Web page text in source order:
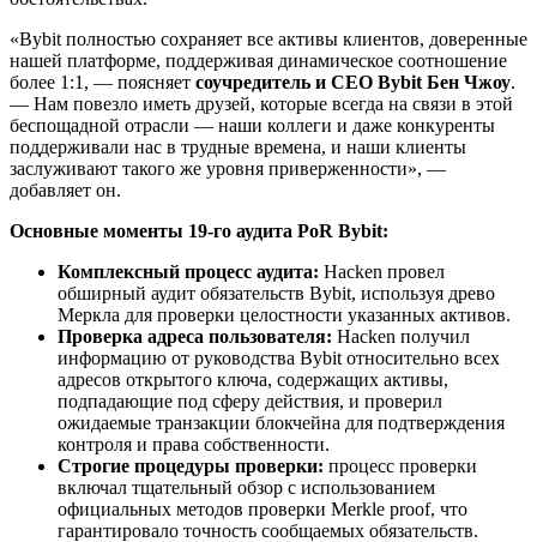
«Bybit полностью сохраняет все активы клиентов, доверенные
нашей платформе, поддерживая динамическое соотношение
более 1:1, — поясняет соучредитель и CEO Bybit Бен Чжоу.
— Нам повезло иметь друзей, которые всегда на связи в этой
беспощадной отрасли — наши коллеги и даже конкуренты
поддерживали нас в трудные времена, и наши клиенты
заслуживают такого же уровня приверженности», —
добавляет он.
Основные моменты 19-го аудита PoR Bybit:
Комплексный процесс аудита: Hacken провел
обширный аудит обязательств Bybit, используя древо
Меркла для проверки целостности указанных активов.
Проверка адреса пользователя: Hacken получил
информацию от руководства Bybit относительно всех
адресов открытого ключа, содержащих активы,
подпадающие под сферу действия, и проверил
ожидаемые транзакции блокчейна для подтверждения
контроля и права собственности.
Строгие процедуры проверки: процесс проверки
включал тщательный обзор с использованием
официальных методов проверки Merkle proof, что
гарантировало точность сообщаемых обязательств.